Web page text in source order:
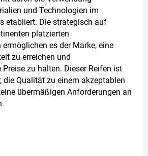
und Technologien im
etabliert. Die strategisch auf
platzierten
es der Marke, eine
zu erreichen und
zu halten. Dieser Reifen ist
die Qualität zu einem akzeptablen
übermäßigen Anforderungen an